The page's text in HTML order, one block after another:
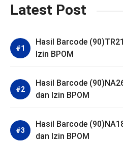
Latest Post
Hasil Barcode
Izin BPOM
Hasil Barcode
dan Izin BPOM
Hasil Barcode
dan Izin BPOM